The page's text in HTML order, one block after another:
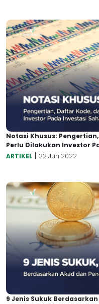
Notasi Khusus:
Perlu Dilakukan Investor
ARTIKEL | 22 Jun 2022
9 Jenis Sukuk